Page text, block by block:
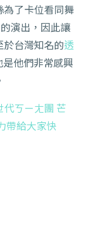
為了卡位看同舞
演出，因此讓
台灣知名的透
是他們非常感興
代ㄎㄧㄤ團 芒
帶給大家快